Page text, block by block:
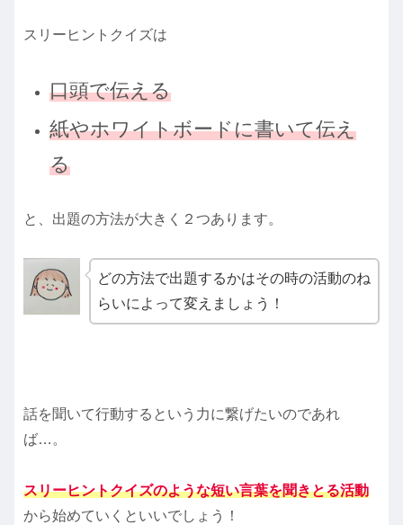
スリーヒントクイズは
口頭で伝える
紙やホワイトボードに書いて伝え
る
と、出題の方法が大きく２つあります。
どの方法で出題するかはその時の活動のね
らいによって変えましょう！
話を聞いて行動するという力に繋げたいのであれ
ば…。
スリーヒントクイズのような短い言葉を聞きとる活動
から始めていくといいでしょう！